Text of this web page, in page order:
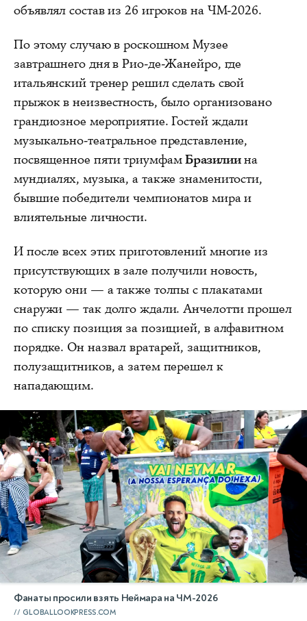
объявлял состав из 26 игроков на ЧМ-2026.
По этому случаю в роскошном Музее
завтрашнего дня в Рио-де-Жанейро, где
итальянский тренер решил сделать свой
прыжок в неизвестность, было организовано
грандиозное мероприятие. Гостей ждали
музыкально-театральное представление,
посвященное пяти триумфамБразилиина
мундиалях, музыка, а также знаменитости,
бывшие победители чемпионатов мира и
влиятельные личности.
И после всех этих приготовлений многие из
присутствующих в зале получили новость,
которую они — а также толпы с плакатами
снаружи — так долго ждали. Анчелотти прошел
по списку позиция за позицией, в алфавитном
порядке. Он назвал вратарей, защитников,
полузащитников, а затем перешел к
нападающим.
Фанаты просили взять Неймара на ЧМ-2026
GLOBALLOOKPRESS.COM